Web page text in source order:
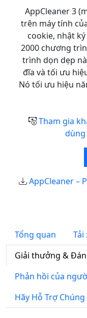
AppCleaner 3
trên máy tính
cookie, nhật
2000 chương
trình dọn dẹp
đĩa và tối ưu
Nó tối ưu hiệu
Tham gia
dùng
AppCleaner –
Tổng quan
Tải
Giải thưởng &
Phản hồi của
Hãy Hỗ Trợ Chúng